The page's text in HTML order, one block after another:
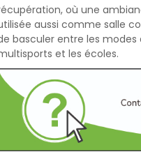
où une
aussi comme salle
basculer entre les
et les écoles.